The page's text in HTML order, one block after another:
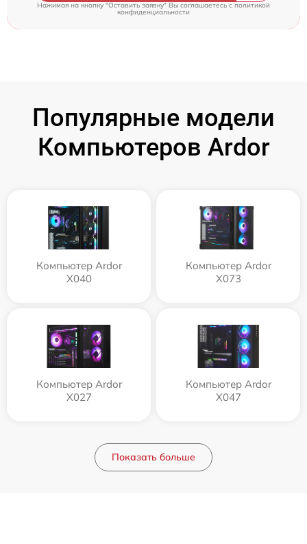
Нажимая на кнопку "Оставить заявку" Вы соглашаетесь cполитикой
конфиденциальности
Популярные модели
Компьютеров Ardor
Компьютер Ardor
X040
Компьютер Ardor
X073
Компьютер Ardor
X027
Компьютер Ardor
X047
Показать больше